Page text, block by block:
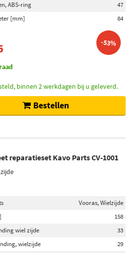
ABS-ring
47
[mm]
84
-53%
binnen 2 werkdagen bij u geleverd.
Bestellen
reparatieset Kavo Parts CV-1001
Vooras, Wielzijde
158
wiel zijde
33
wielzijde
29